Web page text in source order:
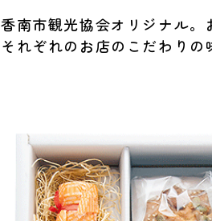
香南市観光協会オリジナル。
それぞれのお店のこだわりの